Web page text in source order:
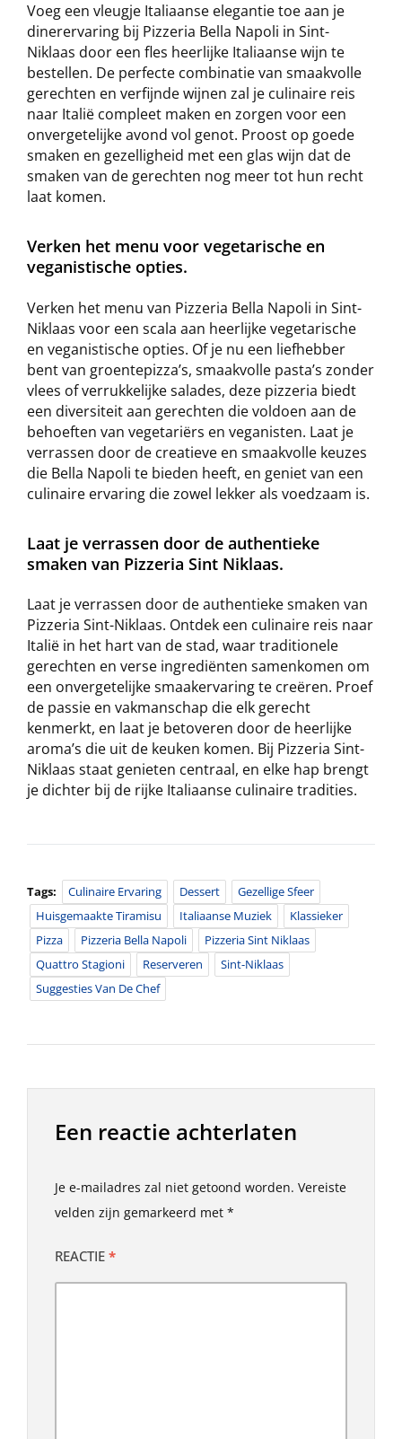
Voeg een vleugje Italiaanse elegantie toe aan je
dinerervaring bij Pizzeria Bella Napoli in Sint-
Niklaas door een fles heerlijke Italiaanse wijn te
bestellen. De perfecte combinatie van smaakvolle
gerechten en verfijnde wijnen zal je culinaire reis
naar Italië compleet maken en zorgen voor een
onvergetelijke avond vol genot. Proost op goede
smaken en gezelligheid met een glas wijn dat de
smaken van de gerechten nog meer tot hun recht
laat komen.
Verken het menu voor vegetarische en
veganistische opties.
Verken het menu van Pizzeria Bella Napoli in Sint-
Niklaas voor een scala aan heerlijke vegetarische
en veganistische opties. Of je nu een liefhebber
bent van groentepizza’s, smaakvolle pasta’s zonder
vlees of verrukkelijke salades, deze pizzeria biedt
een diversiteit aan gerechten die voldoen aan de
behoeften van vegetariërs en veganisten. Laat je
verrassen door de creatieve en smaakvolle keuzes
die Bella Napoli te bieden heeft, en geniet van een
culinaire ervaring die zowel lekker als voedzaam is.
Laat je verrassen door de authentieke
smaken van Pizzeria Sint Niklaas.
Laat je verrassen door de authentieke smaken van
Pizzeria Sint-Niklaas. Ontdek een culinaire reis naar
Italië in het hart van de stad, waar traditionele
gerechten en verse ingrediënten samenkomen om
een onvergetelijke smaakervaring te creëren. Proef
de passie en vakmanschap die elk gerecht
kenmerkt, en laat je betoveren door de heerlijke
aroma’s die uit de keuken komen. Bij Pizzeria Sint-
Niklaas staat genieten centraal, en elke hap brengt
je dichter bij de rijke Italiaanse culinaire tradities.
Tags: Culinaire Ervaring Dessert
Gezellige Sfeer
Huisgemaakte Tiramisu
Italiaanse Muziek
Klassieker
Pizza
Pizzeria Bella Napoli
Pizzeria Sint Niklaas
Quattro Stagioni
Reserveren
Sint-Niklaas
Suggesties Van De Chef
Een reactie achterlaten
Je e-mailadres zal niet getoond worden. Vereiste
velden zijn gemarkeerd met *
REACTIE *